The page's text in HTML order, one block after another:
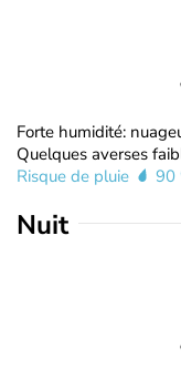
Forte humidité:
Quelques averses
Risque de pluie
90
Nuit